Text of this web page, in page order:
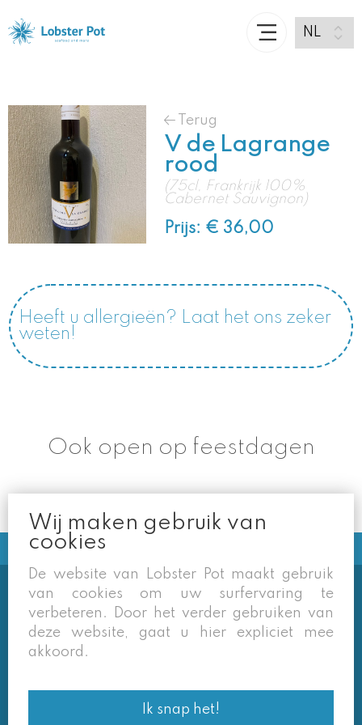
Terug
V de Lagrange
rood
(75cl, Frankrijk 100%
Cabernet Sauvignon)
Prijs: € 36,00
Heeft u allergieën? Laat het ons zeker
weten!
Ook open op feestdagen
Soms vermelden derden sites
(google/overzichtssites) een tarief dat niet meer
van toepassing is. Enkel de prijzen op onze eigen
recht voor om ook van daar geafficheerde prijzen
af te wijken.
Wij maken gebruik van
cookies
De website van Lobster Pot maakt gebruik
van cookies om uw surfervaring te
verbeteren. Door het verder gebruiken van
deze website, gaat u hier expliciet mee
akkoord.
Ik snap het!